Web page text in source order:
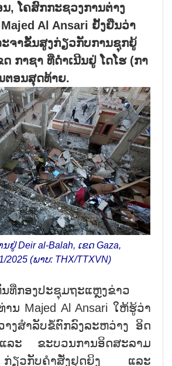
, ໂຄສົກກະຊວງການຕ່າງ
Al Ansari ຢັ້ງຢືນວ່າ
ະຈາຂັ້ນສູງກ່ຽວກັບການຊຸກຍູ້
ກາຊາ ທີ່ດຳເນີນຢູ່ ໂດໂຮ (ກາ
ຕອນສຸດທ້າຍ.
ຢູ່ Deir al-Balah, ເຂດ Gaza,
2025 (ພາບ: THX/TTXVN)
ນທີ່ກອງປະຊຸມຖະແຫຼງຂ່າວ
ນ Majed Al Ansari ໃຫ້ຮູ້ວ່າ
າງສຳລັບຂໍ້ຕົກລົງລະຫວ່າງ ອິດ
ະ ຂະບວນການອິດສະລາມ
ວກັບຄຳສັ່ງຢຸດຍິງ ແລະ